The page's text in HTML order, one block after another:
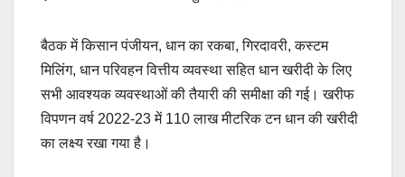
बैठक में किसान पंजीयन, धान का रकबा, गिरदावरी, कस्टम
मिलिंग, धान परिवहन वित्तीय व्यवस्था सहित धान खरीदी के लिए
सभी आवश्यक व्यवस्थाओं की तैयारी की समीक्षा की गई। खरीफ
विपणन वर्ष 2022-23 में 110 लाख मीटरिक टन धान की खरीदी
का लक्ष्य रखा गया है।